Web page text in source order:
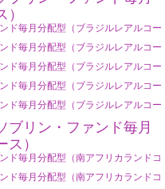
ド毎月分配型（ブラジルレアルコー
ド毎月分配型（ブラジルレアルコー
ド毎月分配型（ブラジルレアルコー
ド毎月分配型（ブラジルレアルコー
ド毎月分配型（ブラジルレアルコー
ブリン・ファンド毎月
）
ド毎月分配型（南アフリカランドコ
ド毎月分配型（南アフリカランドコ